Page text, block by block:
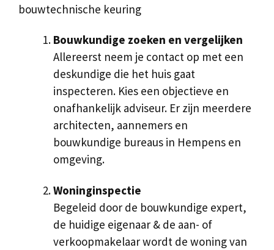
bouwtechnische keuring
Bouwkundige zoeken en vergelijken
Allereerst neem je contact op met een
deskundige die het huis gaat
inspecteren. Kies een objectieve en
onafhankelijk adviseur. Er zijn meerdere
architecten, aannemers en
bouwkundige bureaus in Hempens en
omgeving.
Woninginspectie
Begeleid door de bouwkundige expert,
de huidige eigenaar & de aan- of
verkoopmakelaar wordt de woning van